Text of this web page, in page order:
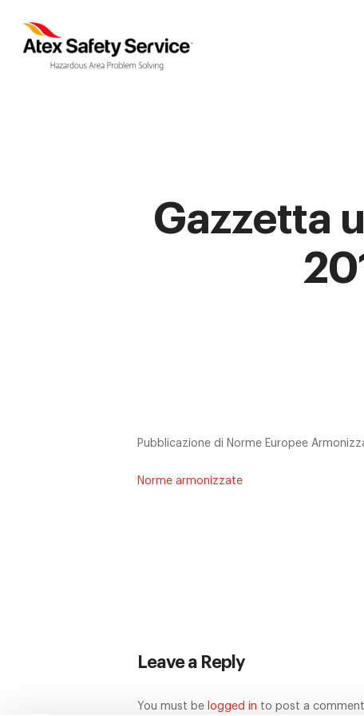
Gazzetta
Pubblicazione di Norme Europee
Norme armonizzate
Leave a Reply
You must be logged in to post a